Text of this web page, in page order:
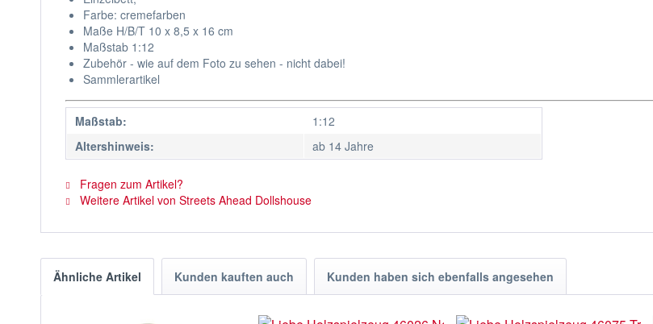
Farbe: cremefarben
Maße H/B/T 10 x 8,5 x 16 cm
Maßstab 1:12
Zubehör - wie auf dem Foto zu sehen - nicht dabei!
Sammlerartikel
Maßstab:
1:12
Altershinweis:
ab 14 Jahre
Fragen zum Artikel?
Weitere Artikel von Streets Ahead Dollshouse
Ähnliche Artikel Kunden kauften auch Kunden haben sich ebenfalls angesehen